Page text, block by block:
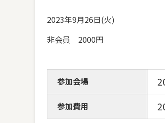
2023年9月26日(火)
非会員 2000円
参加会場
参加費用